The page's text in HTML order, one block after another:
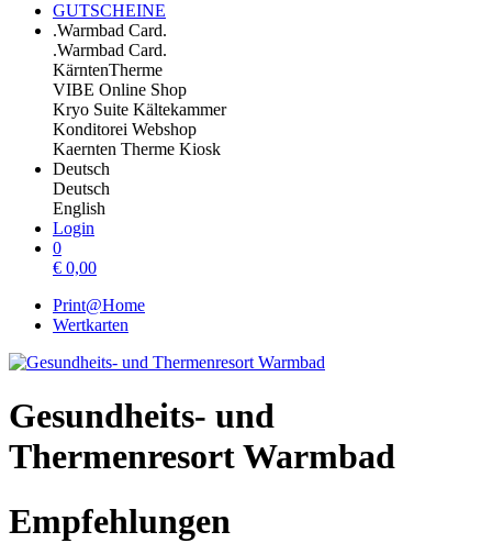
GUTSCHEINE
.Warmbad Card.
.Warmbad Card.
KärntenTherme
VIBE Online Shop
Kryo Suite Kältekammer
Konditorei Webshop
Kaernten Therme Kiosk
Deutsch
Deutsch
English
Login
0
€ 0,00
Print@Home
Wertkarten
Gesundheits- und
Thermenresort Warmbad
Empfehlungen